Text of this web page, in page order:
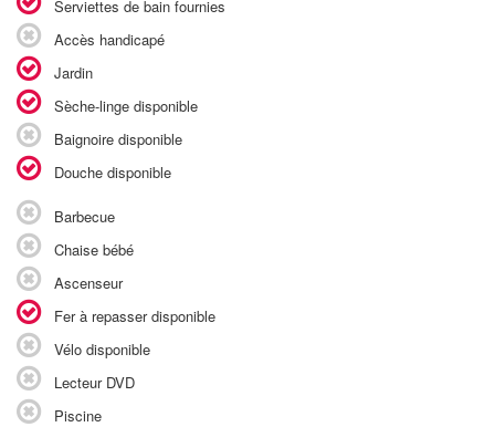
Serviettes de bain fournies
Accès handicapé
Jardin
Sèche-linge disponible
Baignoire disponible
Douche disponible
Barbecue
Chaise bébé
Ascenseur
Fer à repasser disponible
Vélo disponible
Lecteur DVD
Piscine